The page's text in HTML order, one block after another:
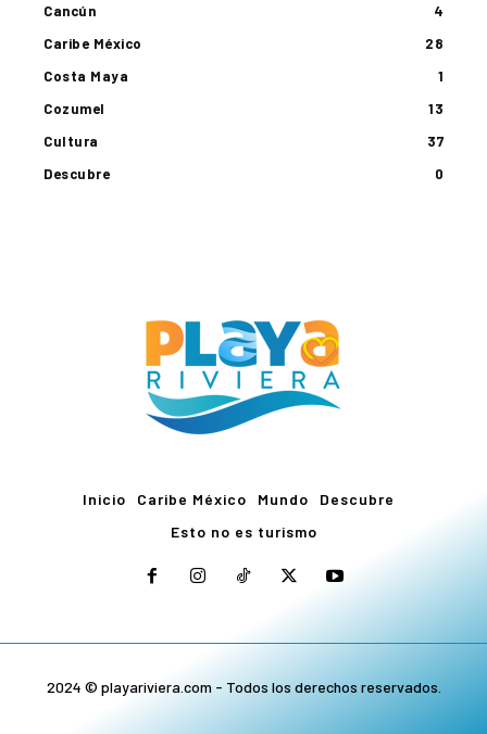
Cancún
4
Caribe México
28
Costa Maya
1
Cozumel
13
Cultura
37
Descubre
0
Inicio Caribe México Mundo
Descubre
Esto no es turismo
2024 © playariviera.com - Todos los derechos reservados.